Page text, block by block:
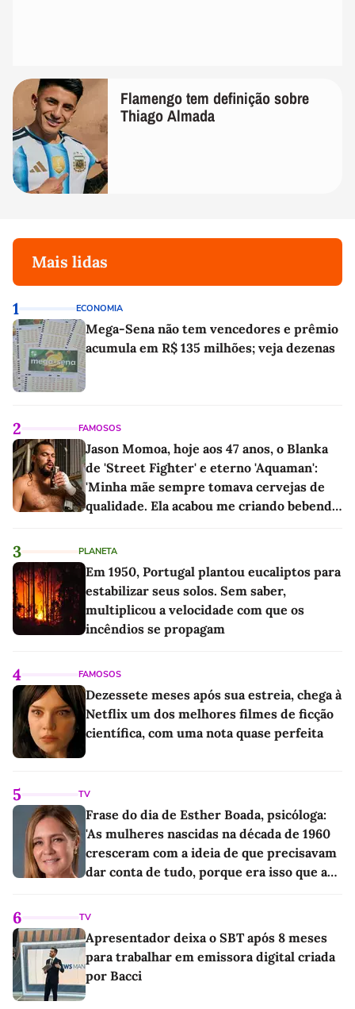
Flamengo tem definição sobre
Thiago Almada
Mais lidas
1 ECONOMIA
Mega-Sena não tem vencedores e prêmio
acumula em R$ 135 milhões; veja dezenas
2 FAMOSOS
Jason Momoa, hoje aos 47 anos, o Blanka
de 'Street Fighter' e eterno 'Aquaman':
'Minha mãe sempre tomava cervejas de
qualidade. Ela acabou me criando bebendo
3 PLANETA
Em 1950, Portugal plantou eucaliptos para
estabilizar seus solos. Sem saber,
multiplicou a velocidade com que os
incêndios se propagam
4 FAMOSOS
Dezessete meses após sua estreia, chega à
Netflix um dos melhores filmes de ficção
científica, com uma nota quase perfeita
5 TV
Frase do dia de Esther Boada, psicóloga:
'As mulheres nascidas na década de 1960
cresceram com a ideia de que precisavam
dar conta de tudo, porque era isso que a
6 TV
Apresentador deixa o SBT após 8 meses
para trabalhar em emissora digital criada
por Bacci